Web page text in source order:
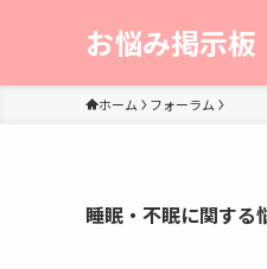
お悩み掲示板
ホーム フォーラム
睡眠・不眠に関する